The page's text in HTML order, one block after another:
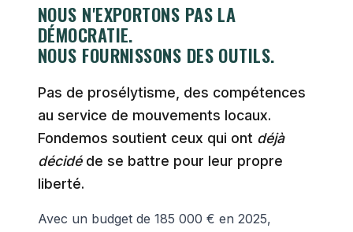
NOUS N'EXPORTONS PAS LA
DÉMOCRATIE.
NOUS FOURNISSONS DES OUTILS.
Pas de prosélytisme, des compétences
au service de mouvements locaux.
Fondemos soutient ceux qui ont déjà
décidéde se battre pour leur propre
liberté.
Avec un budget de 185 000 € en 2025,